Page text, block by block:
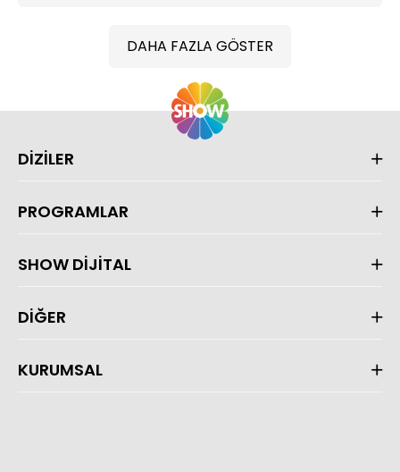
DAHA FAZLA GÖSTER
DİZİLER
PROGRAMLAR
SHOW DİJİTAL
DİĞER
KURUMSAL